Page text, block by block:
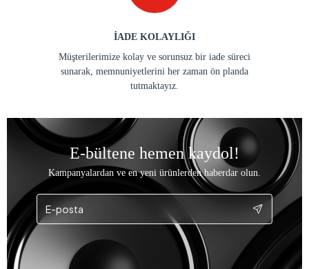
İADE KOLAYLIĞI
Müşterilerimize kolay ve sorunsuz bir iade süreci
sunarak, memnuniyetlerini her zaman ön planda
tutmaktayız.
E-bültene hemen kaydol!
Kampanyalardan ve en yeni ürünlerden haberdar olun.